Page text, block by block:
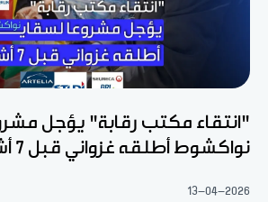
"انتقاء مكتب رقابة" يؤجل
نواكشوط أطلقه غزواني قبل 7 أشهر
13-04-2026